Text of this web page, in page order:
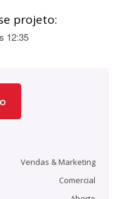
projeto:
12:35
Vendas & Marketing
Comercial